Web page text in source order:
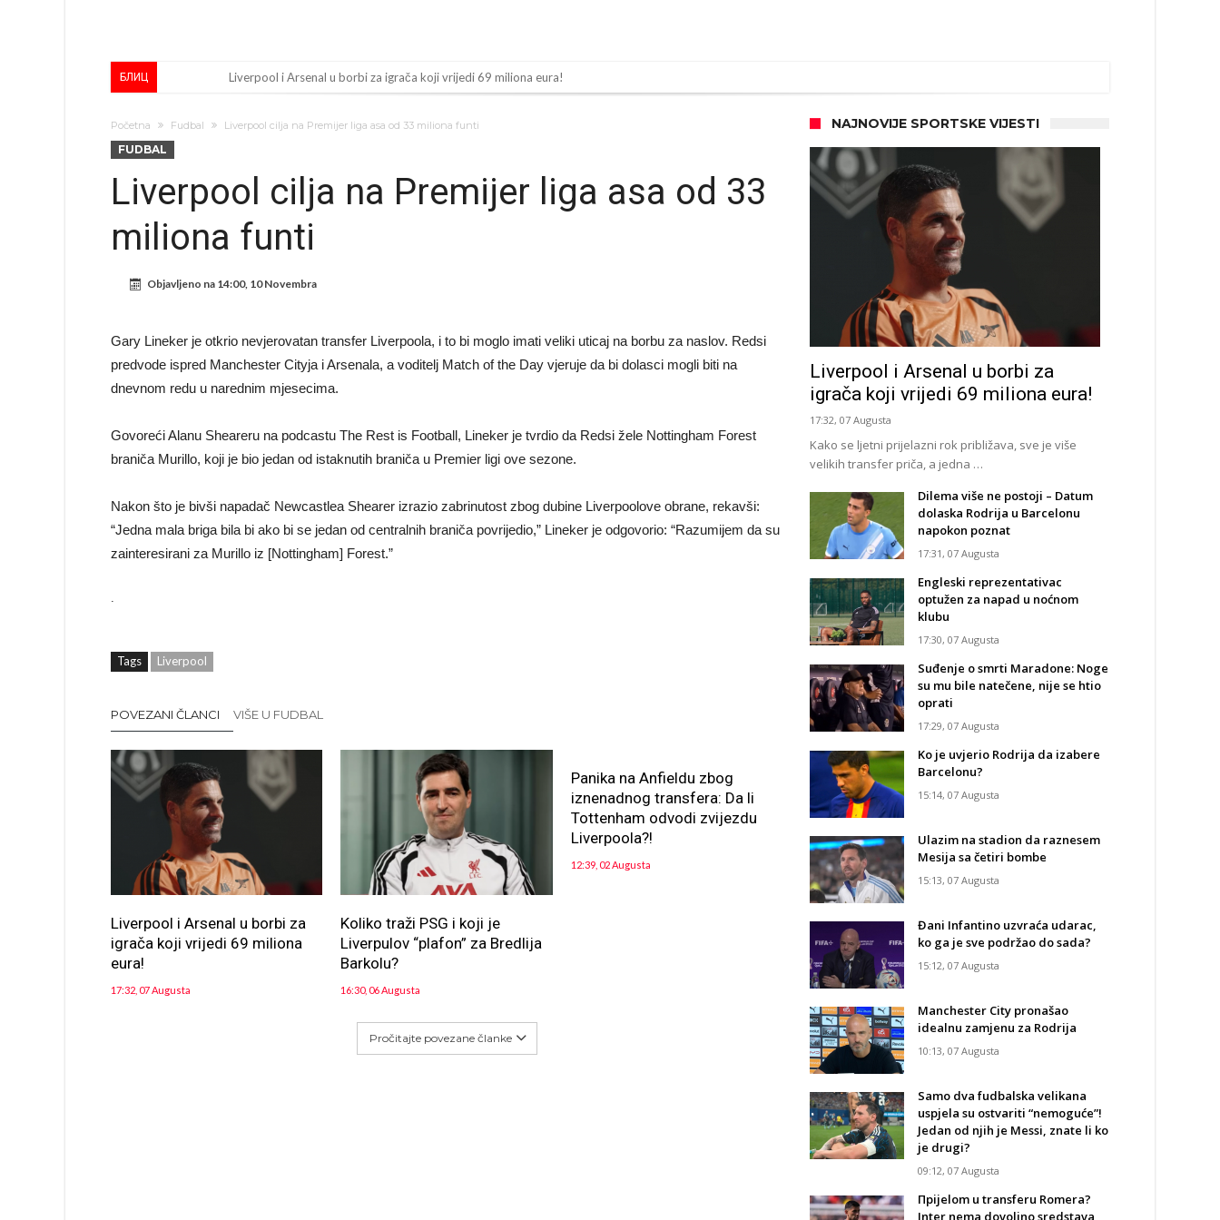
БЛИЦ Liverpool i Arsenal u borbi za igrača koji vrijedi 69 miliona eura!
Ko je uvjerio Rodrija da izabere Barcelonu?
Ulazim na stadion da raznesem Mesija sa četiri bombe
Manchester City pronašao idealnu zamjenu za Rodrija
Početna Fudbal Liverpool cilja na Premijer liga asa od 33 miliona funti
FUDBAL
Liverpool cilja na Premijer liga asa od 33
miliona funti
Objavljeno na 14:00, 10 Novembra
Gary Lineker je otkrio nevjerovatan transfer Liverpoola, i to bi moglo imati veliki uticaj na borbu za naslov. Redsi
predvode ispred Manchester Cityja i Arsenala, a voditelj Match of the Day vjeruje da bi dolasci mogli biti na
dnevnom redu u narednim mjesecima.
Govoreći Alanu Sheareru na podcastu The Rest is Football, Lineker je tvrdio da Redsi žele Nottingham Forest
braniča Murillo, koji je bio jedan od istaknutih braniča u Premier ligi ove sezone.
Nakon što je bivši napadač Newcastlea Shearer izrazio zabrinutost zbog dubine Liverpoolove obrane, rekavši:
“Jedna mala briga bila bi ako bi se jedan od centralnih braniča povrijedio,” Lineker je odgovorio: “Razumijem da su
zainteresirani za Murillo iz [Nottingham] Forest.”
.
Tags Liverpool
POVEZANI ČLANCI VIŠE U FUDBAL
Liverpool i Arsenal u borbi za
igrača koji vrijedi 69 miliona
eura!
17:32, 07 Augusta
Koliko traži PSG i koji je
Liverpulov “plafon” za Bredlija
Barkolu?
16:30, 06 Augusta
Panika na Anfieldu zbog
iznenadnog transfera: Da li
Tottenham odvodi zvijezdu
Liverpoola?!
12:39, 02 Augusta
Pročitajte povezane članke
NAJNOVIJE SPORTSKE VIJESTI
Liverpool i Arsenal u borbi za
igrača koji vrijedi 69 miliona eura!
17:32, 07 Augusta
Kako se ljetni prijelazni rok približava, sve je više
velikih transfer priča, a jedna …
Dilema više ne postoji – Datum
dolaska Rodrija u Barcelonu
napokon poznat
17:31, 07 Augusta
Engleski reprezentativac
optužen za napad u noćnom
klubu
17:30, 07 Augusta
Suđenje o smrti Maradone: Noge
su mu bile natečene, nije se htio
oprati
17:29, 07 Augusta
Ko je uvjerio Rodrija da izabere
Barcelonu?
15:14, 07 Augusta
Ulazim na stadion da raznesem
Mesija sa četiri bombe
15:13, 07 Augusta
Đani Infantino uzvraća udarac,
ko ga je sve podržao do sada?
15:12, 07 Augusta
Manchester City pronašao
idealnu zamjenu za Rodrija
10:13, 07 Augusta
Samo dva fudbalska velikana
uspjela su ostvariti “nemoguće”!
Jedan od njih je Messi, znate li ko
je drugi?
09:12, 07 Augusta
Прijelom u transferu Romera?
Inter nema dovoljno sredstava,